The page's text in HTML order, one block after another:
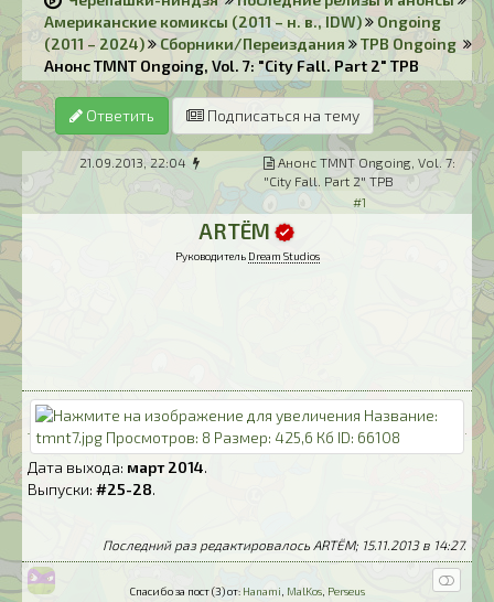
Американские комиксы (2011 – н. в., IDW)
Ongoing
(2011 – 2024)
Сборники/Переиздания
TPB Ongoing
Анонс TMNT Ongoing, Vol. 7: "City Fall. Part 2" TPB
Ответить Подписаться на тему
21.09.2013, 22:04
Анонс TMNT Ongoing, Vol. 7:
"City Fall. Part 2" TPB
#1
ARTЁM
Руководитель Dream Studios
Дата выхода: март 2014.
Выпуски: #25-28.
Последний раз редактировалось ARTЁM; 15.11.2013 в 14:27.
Спасибо за пост (3) от: Hanami MalKos Perseus